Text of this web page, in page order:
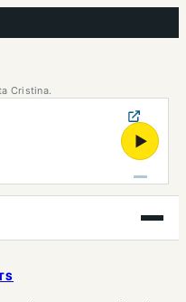
Cristina.
▶
Obre
el